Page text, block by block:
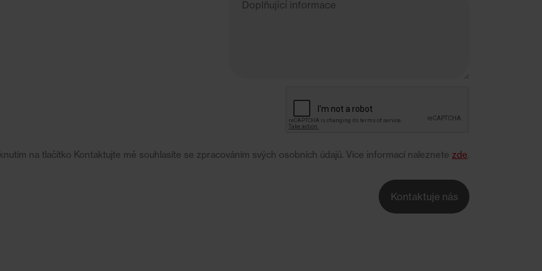
informace
na tlačítko Kontaktujte mě souhlasíte se zpracováním svých osobních údajů. Více informací naleznete zde.
Kontaktuje nás